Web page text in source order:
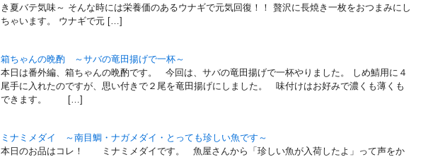
き夏バテ気味～ そんな時には栄養価のあるウナギで元気回復！！ 贅沢に長焼き一枚をおつまみにし
ちゃいます。 ウナギで元 […]
箱ちゃんの晩酌 ～サバの竜田揚げで一杯～
本日は番外編、箱ちゃんの晩酌です。 今回は、サバの竜田揚げで一杯やりました。 しめ鯖用に４
尾手に入れたのですが、思い付きで２尾を竜田揚げにしました。 味付けはお好みで濃くも薄くも
できます。 […]
ミナミメダイ ～南目鯛・ナガメダイ・とっても珍しい魚です～
本日のお品はコレ！ ミナミメダイです。 魚屋さんから「珍しい魚が入荷したよ」って声をか